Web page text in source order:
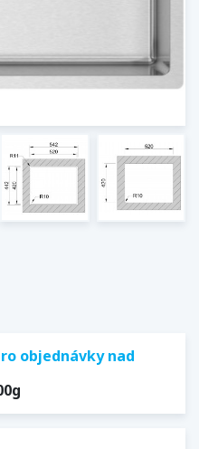
objednávky nad